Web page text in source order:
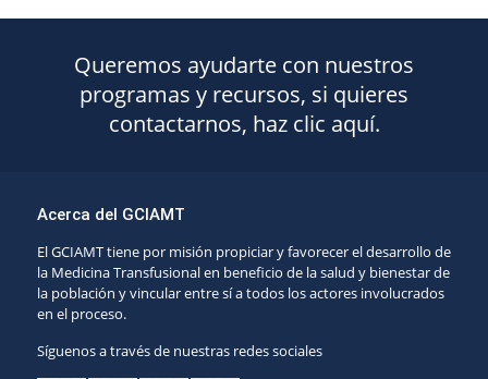
Queremos ayudarte con nuestros
programas y recursos, si quieres
contactarnos, haz clic aquí.
Acerca del GCIAMT
El GCIAMT tiene por misión propiciar y favorecer el desarrollo de
la Medicina Transfusional en beneficio de la salud y bienestar de
la población y vincular entre sí a todos los actores involucrados
en el proceso.
Síguenos a través de nuestras redes sociales